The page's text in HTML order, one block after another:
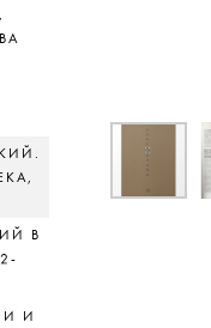
В
И